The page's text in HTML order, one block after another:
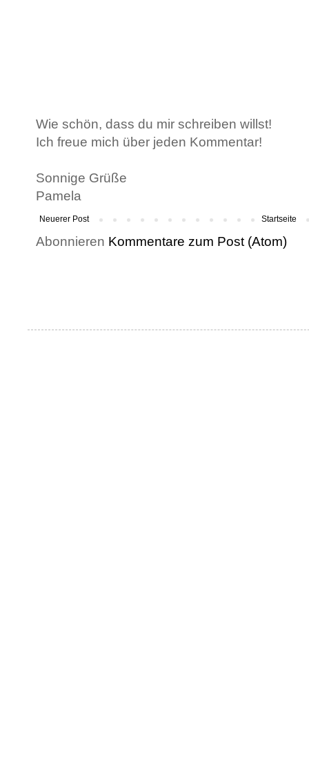
Wie schön, dass du mir schreiben willst!
Ich freue mich über jeden Kommentar!
Sonnige Grüße
Pamela
Neuerer Post Startseite
Abonnieren Kommentare zum Post (Atom)